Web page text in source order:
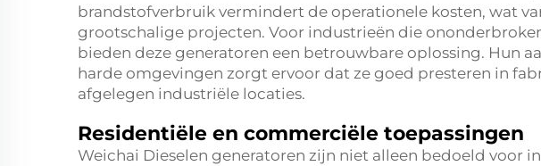
brandstofverbruik vermindert de operationele kosten, wat
grootschalige projecten. Voor industrieën die
bieden deze generatoren een betrouwbare oplossing. Hun
harde omgevingen zorgt ervoor dat ze goed presteren in
afgelegen industriële locaties.
Residentiële en commerciële toepassingen
Weichai Dieselen generatoren zijn niet alleen bedoeld voor